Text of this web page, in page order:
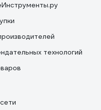
технологий